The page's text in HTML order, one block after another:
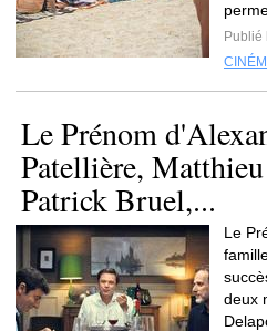
Publié
Le Prénom
Patellière,
Patrick Bruel,...
Le
deux